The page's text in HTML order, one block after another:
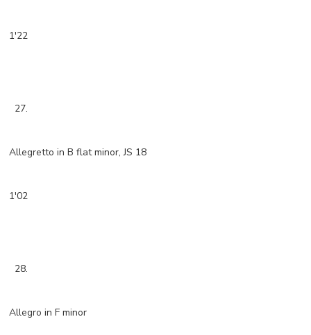
1'22
27.
Allegretto in B flat minor, JS 18
1'02
28.
Allegro in F minor